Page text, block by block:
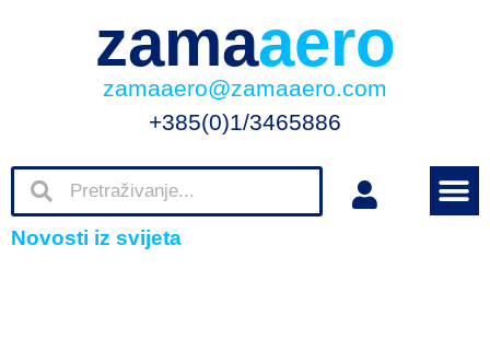
zamaaero
zamaaero@zamaaero.com
+385(0)1/3465886
Novosti iz svijeta